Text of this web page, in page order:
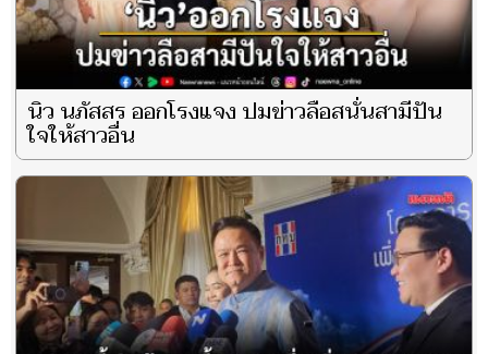
นิว นภัสสร ออกโรงแจง ปมข่าวลือสนั่นสามีปัน
ใจให้สาวอื่น